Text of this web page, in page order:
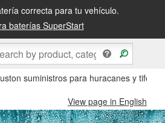
correcta para tu vehículo.
baterías SuperStart
suministros para huracanes y
View page in English